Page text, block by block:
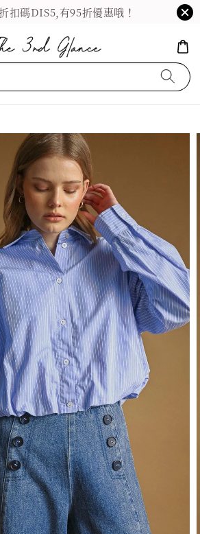
扣碼DIS5,有95折優惠哦！